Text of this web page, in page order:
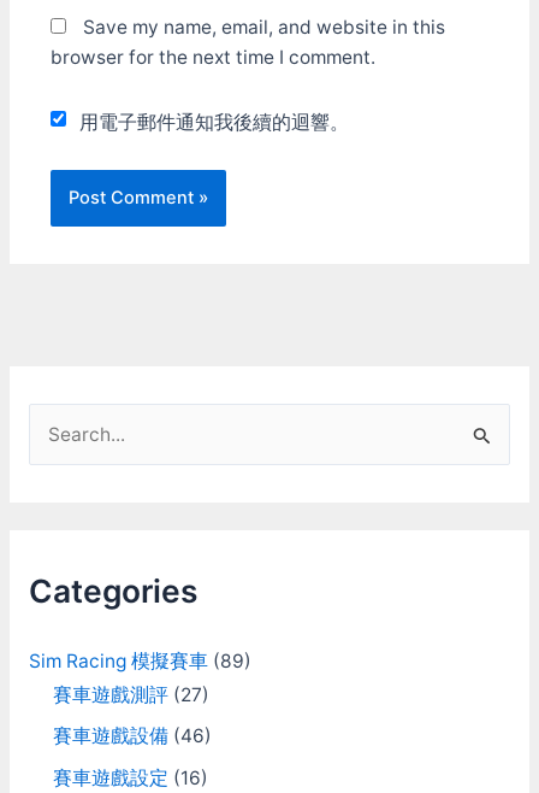
Save my name, email, and website in this
browser for the next time I comment.
用電子郵件通知我後續的迴響。
e
h
Categories
Sim Racing 模擬賽車(89)
賽車遊戲測評(27)
賽車遊戲設備(46)
賽車遊戲設定 (16)